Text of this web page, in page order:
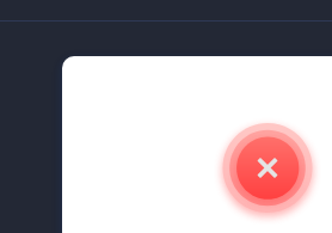
Contate-Nos
Carreiras